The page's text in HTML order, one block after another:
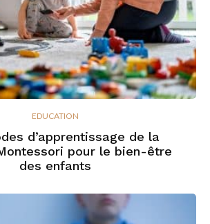
EDUCATION
d’apprentissage de la
pour le bien-être
des enfants